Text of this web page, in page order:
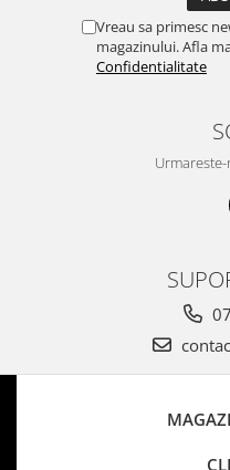
Vreau sa primesc
magazinului. Afla
Confidentialitate